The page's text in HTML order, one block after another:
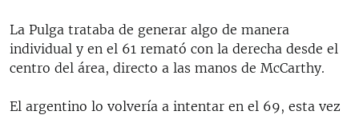
La Pulga trataba de generar algo de manera
individual y en el 61 remató con la derecha desde el
centro del área, directo a las manos de McCarthy.
El argentino lo volvería a intentar en el 69, esta vez